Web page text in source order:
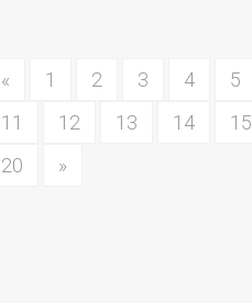
« 1 2 3 4 5
11
12 13 14 15
20
»